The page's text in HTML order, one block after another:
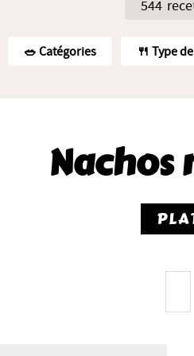
544
🥗️ Catégories 🍴 Type
Nachos